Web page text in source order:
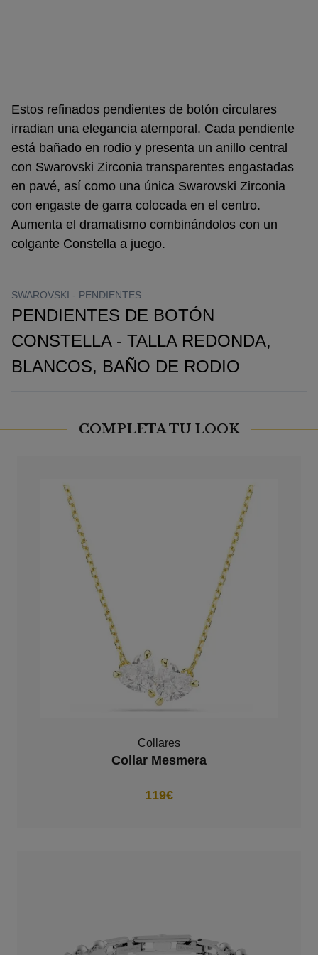
Estos refinados pendientes de botón circulares
irradian una elegancia atemporal. Cada pendiente
está bañado en rodio y presenta un anillo central
con Swarovski Zirconia transparentes engastadas
en pavé, así como una única Swarovski Zirconia
con engaste de garra colocada en el centro.
Aumenta el dramatismo combinándolos con un
colgante Constella a juego.
SWAROVSKI - PENDIENTES
PENDIENTES DE BOTÓN
CONSTELLA - TALLA REDONDA,
BLANCOS, BAÑO DE RODIO
COMPLETA TU LOOK
Collares
Collar Mesmera
119€